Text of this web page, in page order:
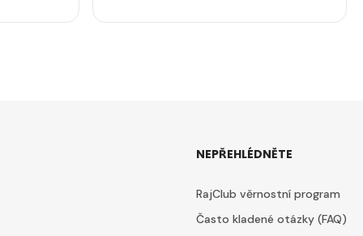
NEPŘEHLÉDNĚTE
RajClub věrnostní program
Často kladené otázky (FAQ)